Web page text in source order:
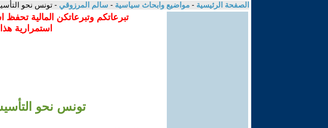
الصفحة الرئيسية - مواضيع وابحاث سياسية - سالم المرزوقي - تونس نحو
تبرعاتكم وتبرعاتكن المالية
استمرارية
تونس نحو